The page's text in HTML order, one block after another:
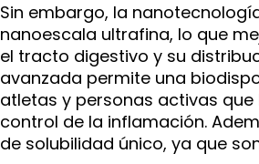
Sin embargo, la
nanoescala ultrafina, lo que
el tracto digestivo y su
avanzada permite una
atletas y personas activas
control de la inflamación.
de solubilidad único, ya que